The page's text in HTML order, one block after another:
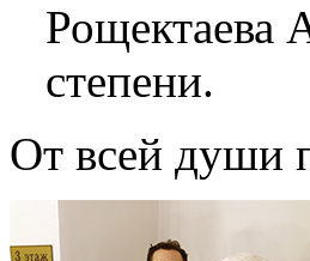
Рощектаева
степени.
От всей души